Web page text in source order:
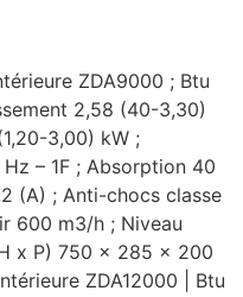
ZDA9000 ; Btu
2,58 (40-3,30)
3,00) kW ;
– 1F ; Absorption 40
(A) ; Anti-chocs classe
600 m3/h ; Niveau
x P) 750 x 285 x 200
ZDA12000 | Btu